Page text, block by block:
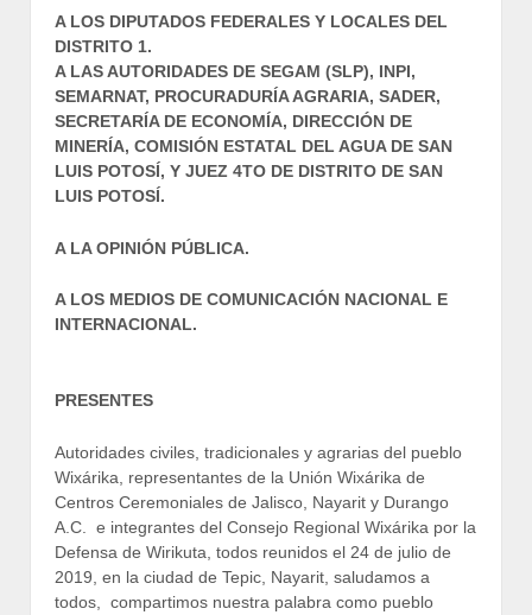
A LOS DIPUTADOS FEDERALES Y LOCALES DEL
DISTRITO 1.
A LAS AUTORIDADES DE SEGAM (SLP), INPI,
SEMARNAT, PROCURADURÍA AGRARIA, SADER,
SECRETARÍA DE ECONOMÍA, DIRECCIÓN DE
MINERÍA, COMISIÓN ESTATAL DEL AGUA DE SAN
LUIS POTOSÍ, Y JUEZ 4TO DE DISTRITO DE SAN
LUIS POTOSÍ.
A LA OPINIÓN PÚBLICA.
A LOS MEDIOS DE COMUNICACIÓN NACIONAL E
INTERNACIONAL.
PRESENTES
Autoridades civiles, tradicionales y agrarias del pueblo
Wixárika, representantes de la Unión Wixárika de
Centros Ceremoniales de Jalisco, Nayarit y Durango
A.C. e integrantes del Consejo Regional Wixárika por la
Defensa de Wirikuta, todos reunidos el 24 de julio de
2019, en la ciudad de Tepic, Nayarit, saludamos a
todos, compartimos nuestra palabra como pueblo